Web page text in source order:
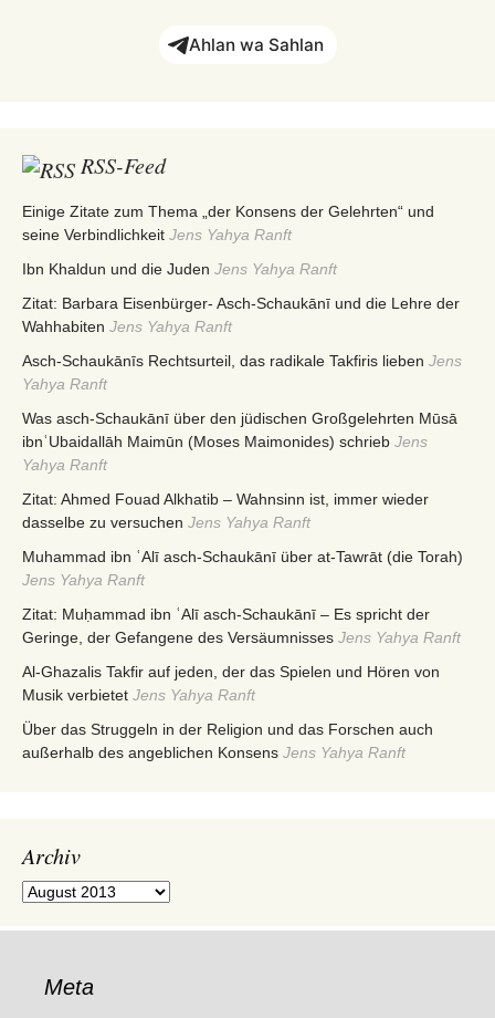
Ahlan wa Sahlan
RSS-Feed
Einige Zitate zum Thema „der Konsens der Gelehrten“ und
seine Verbindlichkeit Jens Yahya Ranft
Ibn Khaldun und die Juden Jens Yahya Ranft
Zitat: Barbara Eisenbürger- Asch-Schaukānī und die Lehre der
Wahhabiten Jens Yahya Ranft
Asch-Schaukānīs Rechtsurteil, das radikale Takfiris lieben Jens
Yahya Ranft
Was asch-Schaukānī über den jüdischen Großgelehrten Mūsā
ibnʿUbaidallāh Maimūn (Moses Maimonides) schrieb Jens
Yahya Ranft
Zitat: Ahmed Fouad Alkhatib – Wahnsinn ist, immer wieder
dasselbe zu versuchen Jens Yahya Ranft
Muhammad ibn ʿAlī asch-Schaukānī über at-Tawrāt (die Torah)
Jens Yahya Ranft
Zitat: Muḥammad ibn ʿAlī asch-Schaukānī – Es spricht der
Geringe, der Gefangene des Versäumnisses Jens Yahya Ranft
Al-Ghazalis Takfir auf jeden, der das Spielen und Hören von
Musik verbietet Jens Yahya Ranft
Über das Struggeln in der Religion und das Forschen auch
außerhalb des angeblichen Konsens Jens Yahya Ranft
Archiv
Archiv
Meta